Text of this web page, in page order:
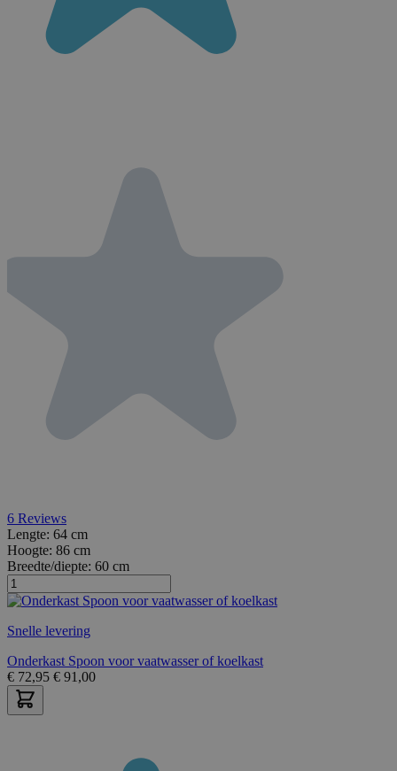
6 Reviews
Lengte: 64 cm
Hoogte: 86 cm
Breedte/diepte: 60 cm
Snelle levering
Onderkast Spoon voor vaatwasser of koelkast
€ 72,95 € 91,00